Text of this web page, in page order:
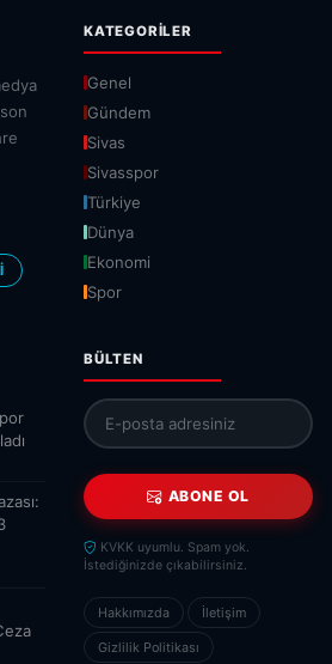
KATEGORILER
Genel
Gündem
Sivas
Sivasspor
Türkiye
Dünya
Ekonomi
Spor
BÜLTEN
ABONE OL
KVKK uyumlu. Spam yok.
İstediğinizde çıkabilirsiniz.
Hakkımızda İletişim
Gizlilik Politikası